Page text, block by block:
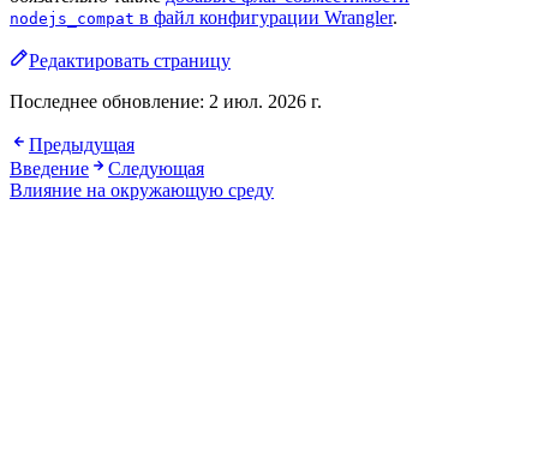
nodejs_compat в файл конфигурации Wrangler.
Редактировать страницу
Последнее обновление: 2 июл. 2026 г.
Предыдущая
Введение
Следующая
Влияние на окружающую среду